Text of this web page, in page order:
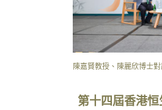
陳嘉賢教授、陳麗欣博士
第十四屆香港